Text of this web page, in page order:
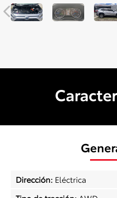
Dirección: Eléctrica